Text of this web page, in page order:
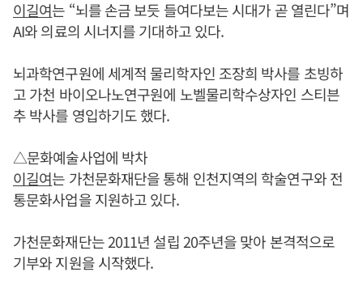
이길여는 “뇌를 손금 보듯 들여다보는 시대가 곧 열린다”며
AI와 의료의 시너지를 기대하고 있다.
뇌과학연구원에 세계적 물리학자인 조장희 박사를 초빙하
고 가천 바이오나노연구원에 노벨물리학수상자인 스티븐
추 박사를 영입하기도 했다.
△문화예술사업에 박차
이길여는 가천문화재단을 통해 인천지역의 학술연구와 전
통문화사업을 지원하고 있다.
가천문화재단는 2011년 설립 20주년을 맞아 본격적으로
기부와 지원을 시작했다.